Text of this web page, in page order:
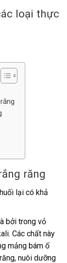
răng
lại có khả
bởi trong vỏ
Các chất này
mảng bám ố
nuôi dưỡng